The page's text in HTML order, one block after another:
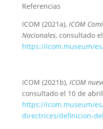
Referencias
ICOM (2021a), ICOM
Nacionales, consultado
https://icom.museum/
ICOM (2021b), ICOM
consultado el 10 de
https://icom.museum/
directrices/definicion-